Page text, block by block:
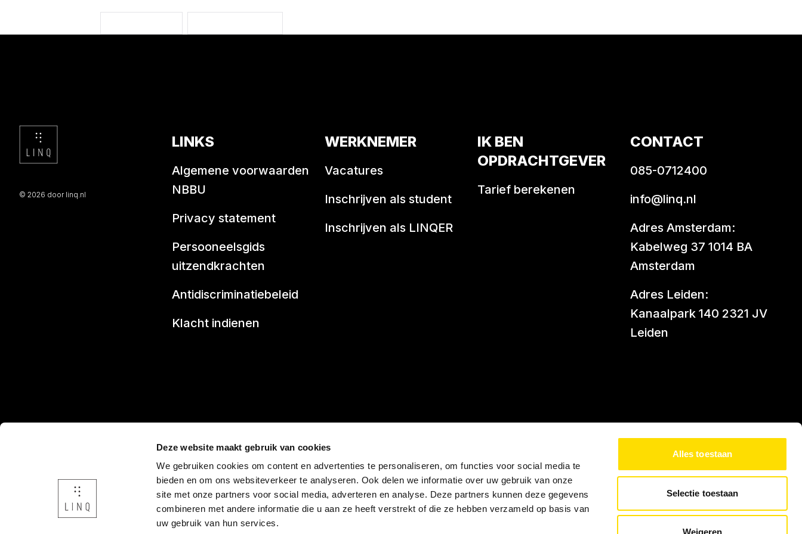
Deze website maakt gebruik van cookies
We gebruiken cookies om content en advertenties te personaliseren, om functies voor social media te
bieden en om ons websiteverkeer te analyseren. Ook delen we informatie over uw gebruik van onze
site met onze partners voor social media, adverteren en analyse. Deze partners kunnen deze gegevens
combineren met andere informatie die u aan ze heeft verstrekt of die ze hebben verzameld op basis van
uw gebruik van hun services.
Alles toestaan
Selectie toestaan
Weigeren
© 2026 door linq.nl
LINKS
Algemene voorwaarden
NBBU
Privacy statement
Persooneelsgids
uitzendkrachten
Antidiscriminatiebeleid
Klacht indienen
WERKNEMER
Vacatures
Inschrijven als student
Inschrijven als LINQER
IK BEN
OPDRACHTGEVER
Tarief berekenen
CONTACT
085-0712400
info@linq.nl
Adres Amsterdam:
Kabelweg 37 1014 BA
Amsterdam
Adres Leiden:
Kanaalpark 140 2321 JV
Leiden